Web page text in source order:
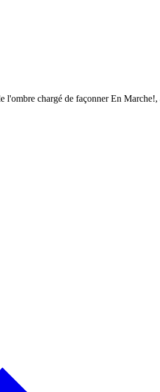
l'ombre chargé de façonner En Marche!,